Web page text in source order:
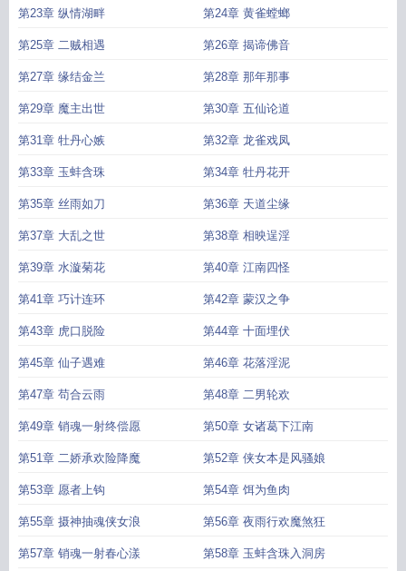
第23章 纵情湖畔 第24章 黄雀螳螂
第25章 二贼相遇 第26章 揭谛佛音
第27章 缘结金兰 第28章 那年那事
第29章 魔主出世 第30章 五仙论道
第31章 牡丹心嫉 第32章 龙雀戏凤
第33章 玉蚌含珠 第34章 牡丹花开
第35章 丝雨如刀 第36章 天道尘缘
第37章 大乱之世 第38章 相映逞淫
第39章 水漩菊花 第40章 江南四怪
第41章 巧计连环 第42章 蒙汉之争
第43章 虎口脱险 第44章 十面埋伏
第45章 仙子遇难 第46章 花落淫泥
第47章 苟合云雨 第48章 二男轮欢
第49章 销魂一射终偿愿 第50章 女诸葛下江南
第51章 二娇承欢险降魔 第52章 侠女本是风骚娘
第53章 愿者上钩 第54章 饵为鱼肉
第55章 摄神抽魂侠女浪 第56章 夜雨行欢魔煞狂
第57章 销魂一射春心漾 第58章 玉蚌含珠入洞房